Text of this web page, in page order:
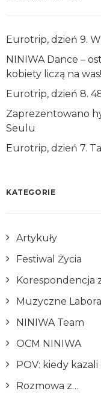
Eurotrip, dzień 9.
NINIWA Dance –
kobiety liczą na was!
Eurotrip, dzień 8.
Zaprezentowano
Seulu
Eurotrip, dzień 7.
KATEGORIE
Artykuły
Festiwal Życia
Korespondencja
Muzyczne
NINIWA Team
OCM NINIWA
POV: kiedy kazali
Rozmowa z…